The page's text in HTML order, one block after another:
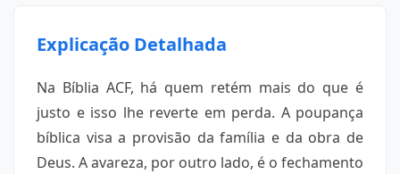
Explicação Detalhada
Na Bíblia ACF, há quem retém mais do que é
justo e isso lhe reverte em perda. A poupança
bíblica visa a provisão da família e da obra de
Deus. A avareza, por outro lado, é o fechamento